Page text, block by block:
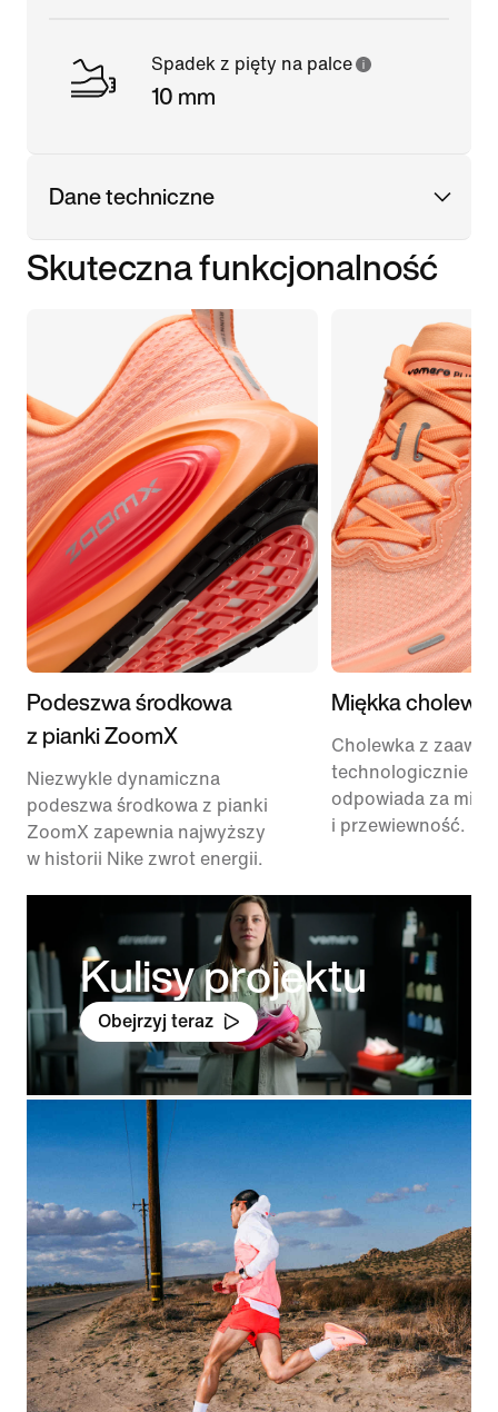
Spadek z pięty na palce
10 mm
Dane techniczne
Skuteczna funkcjonalność
Podeszwa środkowa
z pianki ZoomX
Niezwykle dynamiczna
podeszwa środkowa z pianki
ZoomX zapewnia najwyższy
w historii Nike zwrot energii.
Miękka
Cholewka z
technologicznie
odpowiada za
i przewiewność.
Kulisy projektu
Obejrzyj teraz